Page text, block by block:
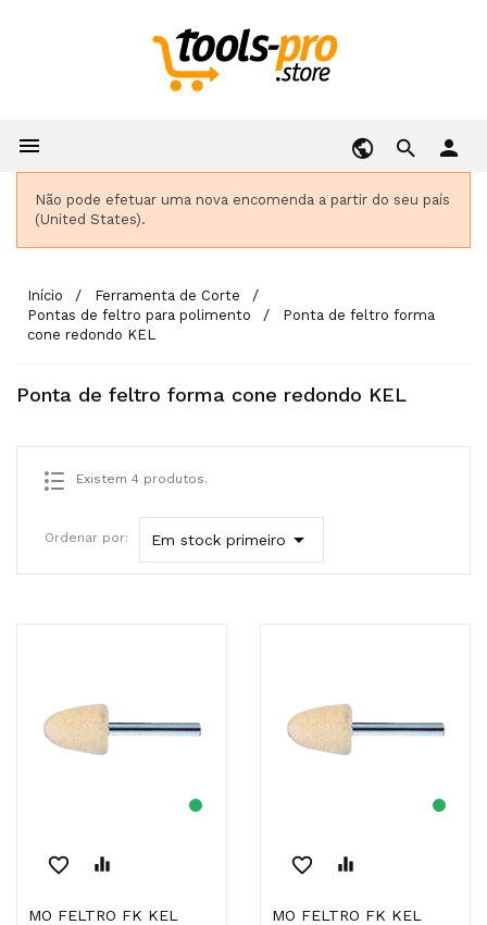
 person
Não pode efetuar uma nova encomenda a partir do seu país
(United States).
Início
Ferramenta de Corte
Pontas de feltro para polimento
Ponta de feltro forma
cone redondo KEL
Ponta de feltro forma cone redondo KEL
Existem 4 produtos.
Ordenar por: Em stock primeiro 
favorite_border equalizer
MO FELTRO FK KEL
favorite_border equalizer
MO FELTRO FK KEL